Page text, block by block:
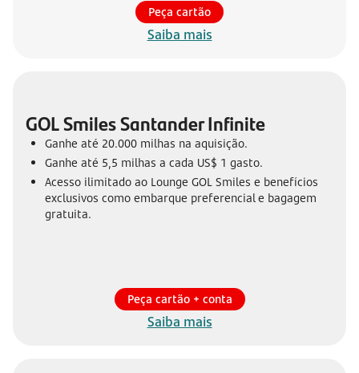
Peça cartão
Saiba mais
GOL Smiles Santander Infinite
Ganhe até 20.000 milhas na aquisição.
Ganhe até 5,5 milhas a cada US$ 1 gasto.
Acesso ilimitado ao Lounge GOL Smiles e benefícios
exclusivos como embarque preferencial e bagagem
gratuita.
Peça cartão + conta
Saiba mais